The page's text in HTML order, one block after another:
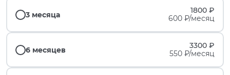
3 месяца
1800 ₽
600 ₽/месяц
6 месяцев
3300 ₽
550 ₽/месяц